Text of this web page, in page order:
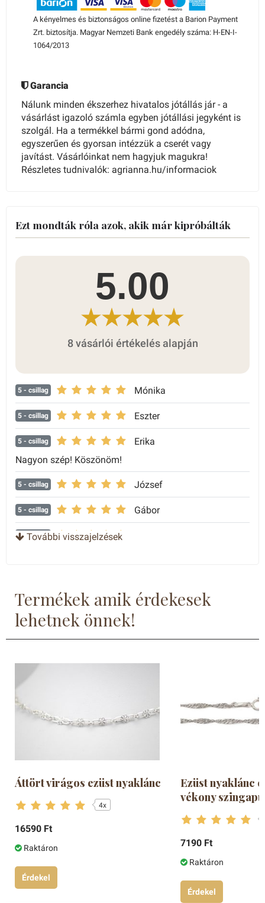
A kényelmes és biztonságos online fizetést a Barion Payment
Zrt. biztosítja. Magyar Nemzeti Bank engedély száma: H-EN-I-
1064/2013
Garancia
Nálunk minden ékszerhez hivatalos jótállás jár - a
vásárlást igazoló számla egyben jótállási jegyként is
szolgál. Ha a termékkel bármi gond adódna,
egyszerűen és gyorsan intézzük a cserét vagy
javítást. Vásárlóinkat nem hagyjuk magukra!
Részletes tudnivalók: agrianna.hu/informaciok
Ezt mondták róla azok, akik már kipróbálták
5.00
8 vásárlói értékelés alapján
5 - csillag Mónika
5 - csillag Eszter
5 - csillag
Erika
Nagyon szép! Köszönöm!
5 - csillag József
5 - csillag Gábor
5- csillag
További visszajelzések
Termékek amik érdekesek
lehetnek önnek!
Áttört virágos ezüst nyaklánc
4x
16590 Ft
Raktáron
Érdekel
Ezüst nyaklánc
vékony
7190 Ft
Raktáron
Érdekel